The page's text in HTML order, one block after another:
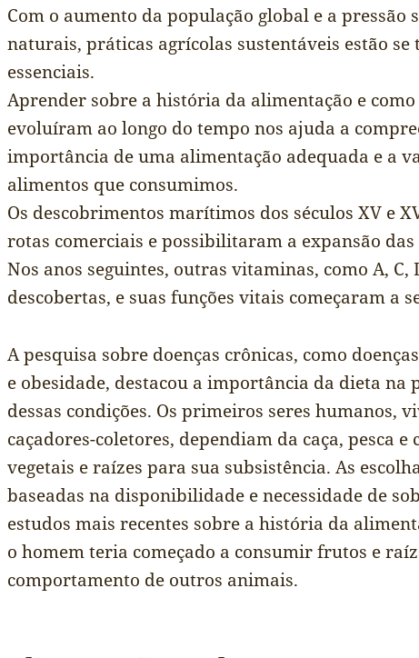
Com o aumento da população global e a pressão
naturais, práticas agrícolas sustentáveis estão se
essenciais.
Aprender sobre a história da alimentação e como
evoluíram ao longo do tempo nos ajuda a
importância de uma alimentação adequada e a
alimentos que consumimos.
Os descobrimentos marítimos dos séculos XV e
rotas comerciais e possibilitaram a expansão das
Nos anos seguintes, outras vitaminas, como A, C,
descobertas, e suas funções vitais começaram a
A pesquisa sobre doenças crônicas, como
e obesidade, destacou a importância da dieta na
dessas condições. Os primeiros seres humanos,
caçadores-coletores, dependiam da caça, pesca e
vegetais e raízes para sua subsistência. As
baseadas na disponibilidade e necessidade de
estudos mais recentes sobre a história da
o homem teria começado a consumir frutos e
comportamento de outros animais.